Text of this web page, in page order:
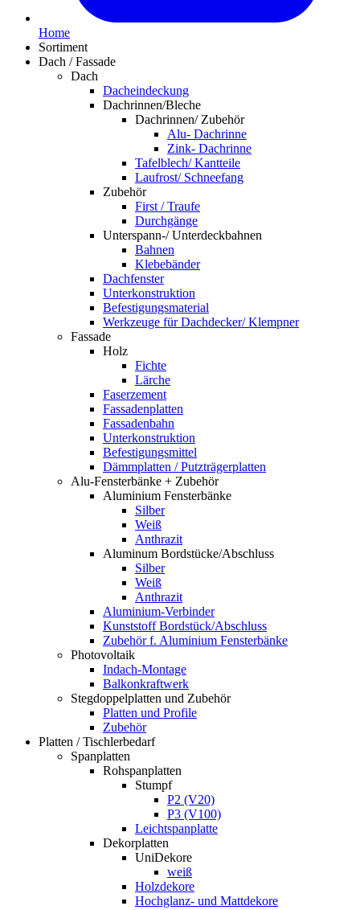
Home
Sortiment
Dach / Fassade
Dach
Dacheindeckung
Dachrinnen/Bleche
Dachrinnen/ Zubehör
Alu- Dachrinne
Zink- Dachrinne
Tafelblech/ Kantteile
Laufrost/ Schneefang
Zubehör
First / Traufe
Durchgänge
Unterspann-/ Unterdeckbahnen
Bahnen
Klebebänder
Dachfenster
Unterkonstruktion
Befestigungsmaterial
Werkzeuge für Dachdecker/ Klempner
Fassade
Holz
Fichte
Lärche
Faserzement
Fassadenplatten
Fassadenbahn
Unterkonstruktion
Befestigungsmittel
Dämmplatten / Putzträgerplatten
Alu-Fensterbänke + Zubehör
Aluminium Fensterbänke
Silber
Weiß
Anthrazit
Aluminum Bordstücke/Abschluss
Silber
Weiß
Anthrazit
Aluminium-Verbinder
Kunststoff Bordstück/Abschluss
Zubehör f. Aluminium Fensterbänke
Photovoltaik
Indach-Montage
Balkonkraftwerk
Stegdoppelplatten und Zubehör
Platten und Profile
Zubehör
Platten / Tischlerbedarf
Spanplatten
Rohspanplatten
Stumpf
P2 (V20)
P3 (V100)
Leichtspanplatte
Dekorplatten
UniDekore
weiß
Holzdekore
Hochglanz- und Mattdekore